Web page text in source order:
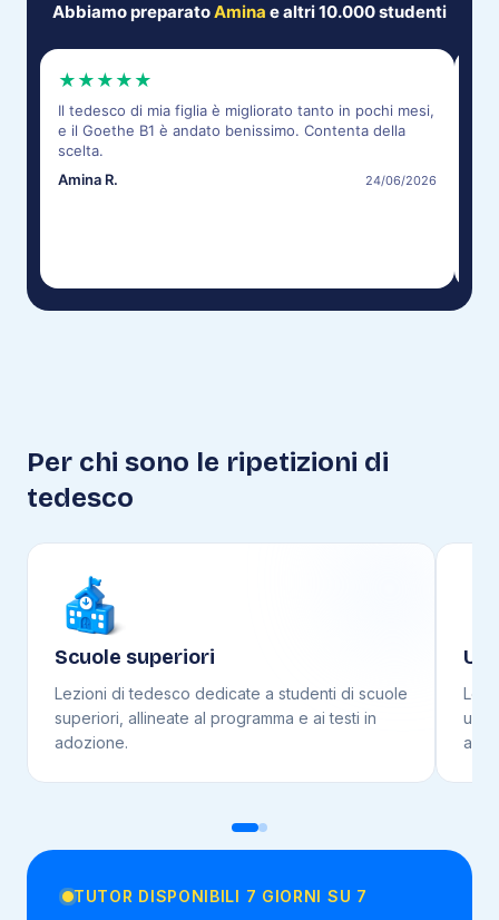
Abbiamo preparatoAmina e altri 10.000 studenti
★ ★ ★ ★ ★
Il tedesco di mia figlia è migliorato tanto in pochi mesi,
e il Goethe B1 è andato benissimo. Contenta della
scelta.
Amina R.
24/06/2026
Per chi sono le ripetizioni di
tedesco
Scuole superiori
Lezioni ditedesco dedicate a studenti di scuole
superiori , allineate al programma e ai testi in
adozione.
TUTOR DISPONIBILI 7 GIORNI SU 7